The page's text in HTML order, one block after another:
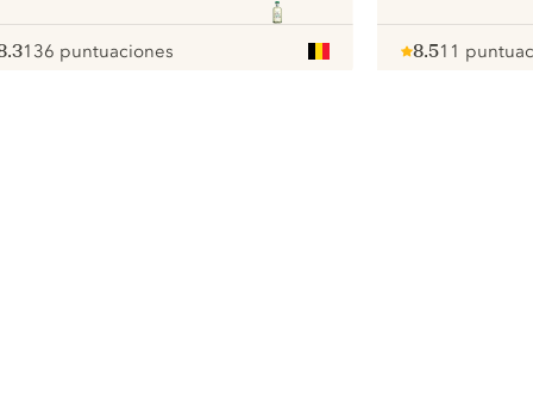
pour
136 puntuaciones
8.5
pour
11